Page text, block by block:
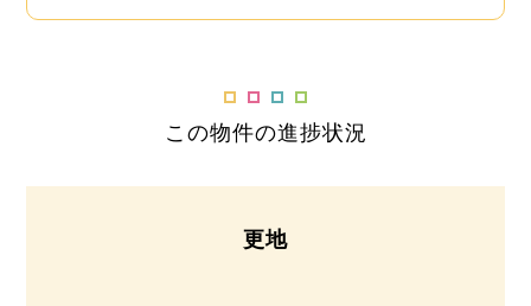
この物件の進捗状況
更地